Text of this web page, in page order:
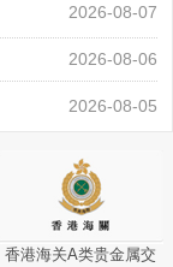
2026-08-07
2026-08-06
2026-08-05
香港海关A类贵金属交